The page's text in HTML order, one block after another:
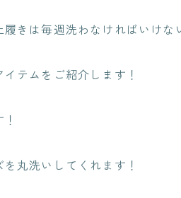
きは毎週洗わなければいけな
テムをご紹介します！
丸洗いしてくれます！